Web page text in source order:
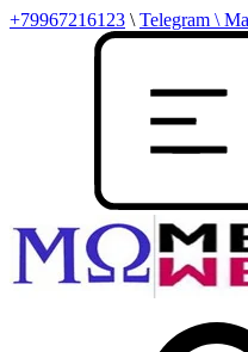
+79967216123 \ Telegram \